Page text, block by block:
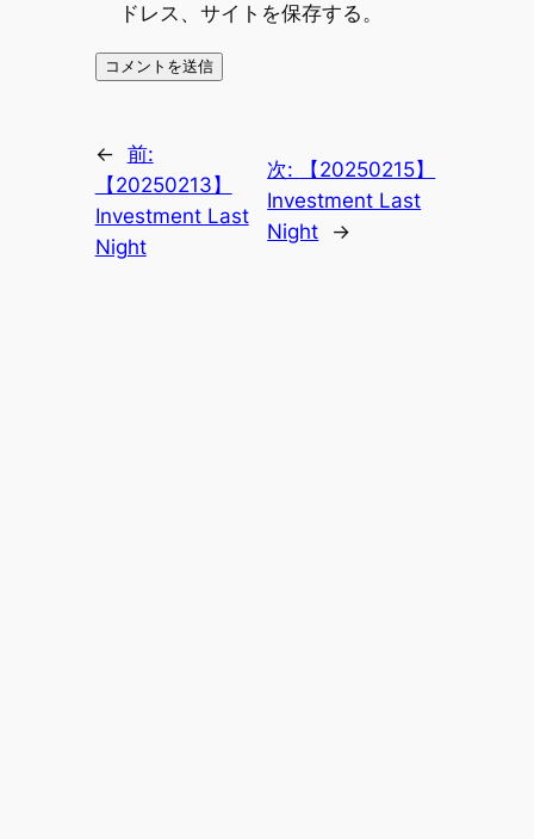
ドレス、サイトを保存する。
← 前:
【20250213】
Investment Last
Night
次:
【20250215】
Investment Last
Night
→